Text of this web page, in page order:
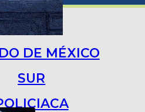
DE MÉXICO
SUR